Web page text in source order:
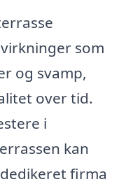
som
og svamp,
over tid.
i
kan
firma